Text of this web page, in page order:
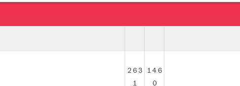
2 6 3
1
1 4 6
0